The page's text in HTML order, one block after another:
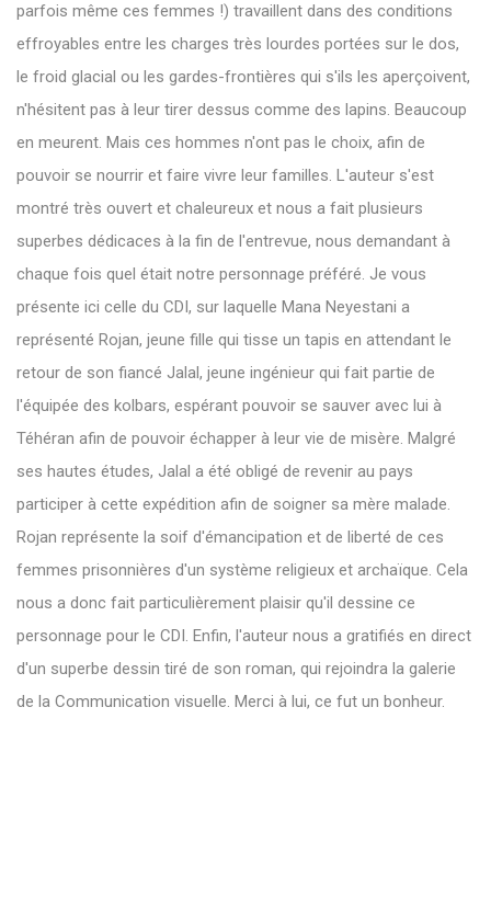
parfois même ces femmes !) travaillent dans des conditions
effroyables entre les charges très lourdes portées sur le dos,
le froid glacial ou les gardes-frontières qui s'ils les aperçoivent,
n'hésitent pas à leur tirer dessus comme des lapins. Beaucoup
en meurent. Mais ces hommes n'ont pas le choix, afin de
pouvoir se nourrir et faire vivre leur familles. L'auteur s'est
montré très ouvert et chaleureux et nous a fait plusieurs
superbes dédicaces à la fin de l'entrevue, nous demandant à
chaque fois quel était notre personnage préféré. Je vous
présente ici celle du CDI, sur laquelle Mana Neyestani a
représenté Rojan, jeune fille qui tisse un tapis en attendant le
retour de son fiancé Jalal, jeune ingénieur qui fait partie de
l'équipée des kolbars, espérant pouvoir se sauver avec lui à
Téhéran afin de pouvoir échapper à leur vie de misère. Malgré
ses hautes études, Jalal a été obligé de revenir au pays
participer à cette expédition afin de soigner sa mère malade.
Rojan représente la soif d'émancipation et de liberté de ces
femmes prisonnières d'un système religieux et archaïque. Cela
nous a donc fait particulièrement plaisir qu'il dessine ce
personnage pour le CDI. Enfin, l'auteur nous a gratifiés en direct
d'un superbe dessin tiré de son roman, qui rejoindra la galerie
de la Communication visuelle. Merci à lui, ce fut un bonheur.